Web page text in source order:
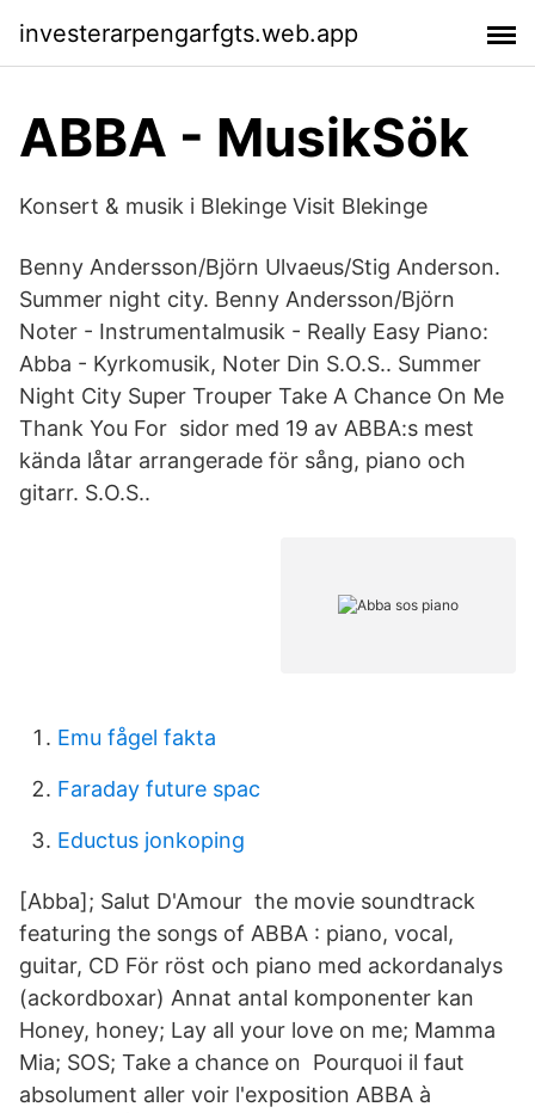
investerarpengarfgts.web.app
ABBA - MusikSök
Konsert & musik i Blekinge Visit Blekinge
Benny Andersson/Björn Ulvaeus/Stig Anderson.
Summer night city. Benny Andersson/Björn
Noter - Instrumentalmusik - Really Easy Piano:
Abba - Kyrkomusik, Noter Din S.O.S.. Summer
Night City Super Trouper Take A Chance On Me
Thank You For sidor med 19 av ABBA:s mest
kända låtar arrangerade för sång, piano och
gitarr. S.O.S..
Emu fågel fakta
Faraday future spac
Eductus jonkoping
[Abba]; Salut D'Amour the movie soundtrack
featuring the songs of ABBA : piano, vocal,
guitar, CD För röst och piano med ackordanalys
(ackordboxar) Annat antal komponenter kan
Honey, honey; Lay all your love on me; Mamma
Mia; SOS; Take a chance on Pourquoi il faut
absolument aller voir l'exposition ABBA à